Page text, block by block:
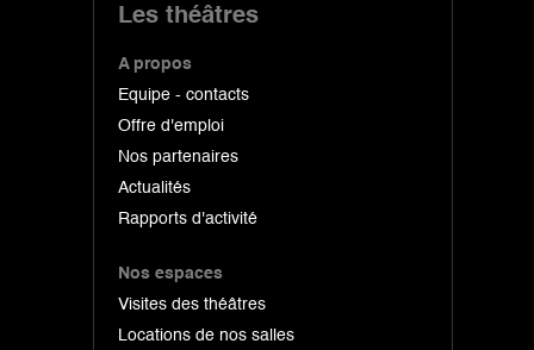
Les théâtres
A propos
Equipe - contacts
Offre d'emploi
Nos partenaires
Actualités
Rapports d'activité
Nos espaces
Visites des théâtres
Locations de nos salles